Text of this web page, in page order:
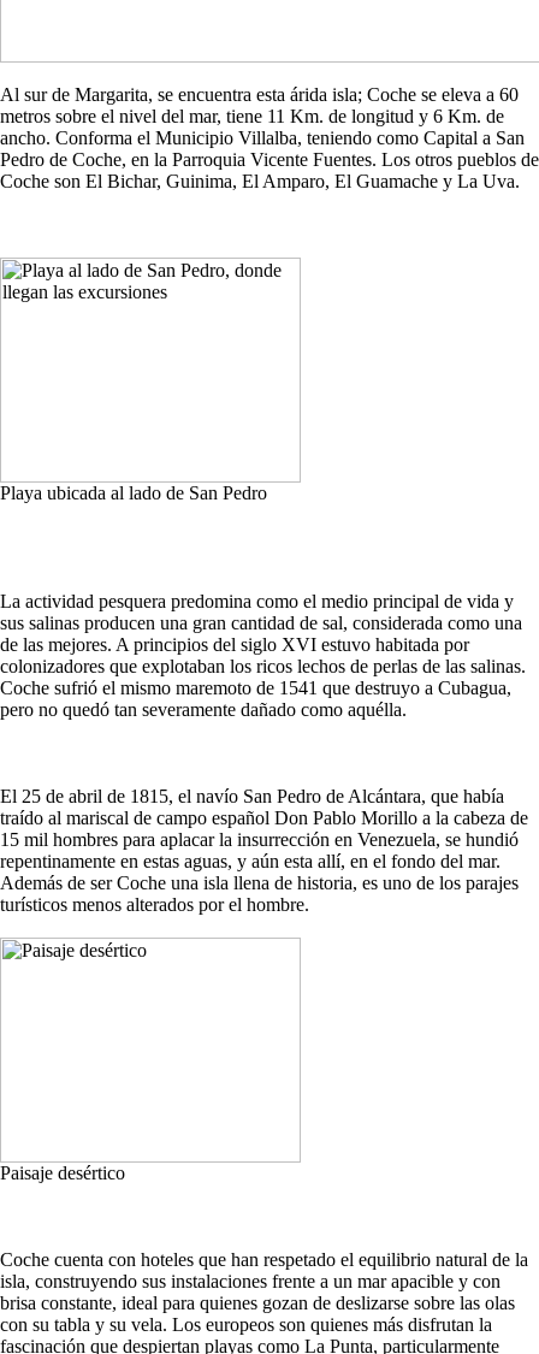
Al sur de Margarita, se encuentra esta árida isla; Coche se eleva a 60
metros sobre el nivel del mar, tiene 11 Km. de longitud y 6 Km. de
ancho. Conforma el Municipio Villalba, teniendo como Capital a San
Pedro de Coche, en la Parroquia Vicente Fuentes. Los otros pueblos de
Coche son El Bichar, Guinima, El Amparo, El Guamache y La Uva.
Playa ubicada al lado de San Pedro
La actividad pesquera predomina como el medio principal de vida y
sus salinas producen una gran cantidad de sal, considerada como una
de las mejores. A principios del siglo XVI estuvo habitada por
colonizadores que explotaban los ricos lechos de perlas de las salinas.
Coche sufrió el mismo maremoto de 1541 que destruyo a Cubagua,
pero no quedó tan severamente dañado como aquélla.
El 25 de abril de 1815, el navío San Pedro de Alcántara, que había
traído al mariscal de campo español Don Pablo Morillo a la cabeza de
15 mil hombres para aplacar la insurrección en Venezuela, se hundió
repentinamente en estas aguas, y aún esta allí, en el fondo del mar.
Además de ser Coche una isla llena de historia, es uno de los parajes
turísticos menos alterados por el hombre.
Paisaje desértico
Coche cuenta con hoteles que han respetado el equilibrio natural de la
isla, construyendo sus instalaciones frente a un mar apacible y con
brisa constante, ideal para quienes gozan de deslizarse sobre las olas
con su tabla y su vela. Los europeos son quienes más disfrutan la
fascinación que despiertan playas como La Punta, particularmente